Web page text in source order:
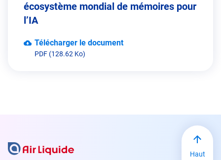
écosystème mondial de mémoires pour
l’IA
Télécharger le document
PDF (128.62 Ko)
Haut